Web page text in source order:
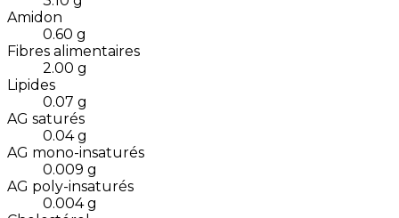
Amidon
0.60 g
Fibres alimentaires
2.00 g
Lipides
0.07 g
AG saturés
0.04 g
AG mono-insaturés
0.009 g
AG poly-insaturés
0.004 g